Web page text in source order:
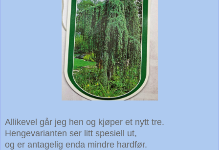
Allikevel går jeg hen og kjøper et nytt tre.
Hengevarianten ser litt spesiell ut,
og er antagelig enda mindre hardfør.